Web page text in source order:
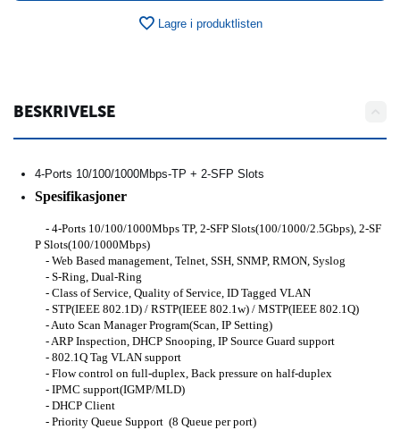
Lagre i produktlisten
BESKRIVELSE
4-Ports 10/100/1000Mbps-TP + 2-SFP Slots
Spesifikasjoner
- 4-Ports 10/100/1000Mbps TP, 2-SFP Slots(100/1000/2.5Gbps), 2-SF
P Slots(100/1000Mbps)
- Web Based management, Telnet, SSH, SNMP, RMON, Syslog
- S-Ring, Dual-Ring
- Class of Service, Quality of Service, ID Tagged VLAN
- STP(IEEE 802.1D) / RSTP(IEEE 802.1w) / MSTP(IEEE 802.1Q)
- Auto Scan Manager Program(Scan, IP Setting)
- ARP Inspection, DHCP Snooping, IP Source Guard support
- 802.1Q Tag VLAN support
- Flow control on full-duplex, Back pressure on half-duplex
- IPMC support(IGMP/MLD)
- DHCP Client
- Priority Queue Support (8 Queue per port)